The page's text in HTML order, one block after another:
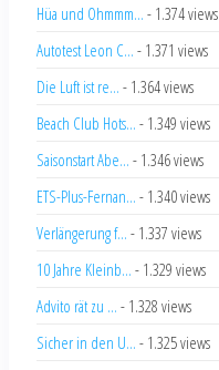
Hüa und Ohmmm... - 1.374 views
Autotest Leon C... - 1.371 views
Die Luft ist re... - 1.364 views
Beach Club Hots... - 1.349 views
Saisonstart Abe... - 1.346 views
ETS-Plus-Fernan... - 1.340 views
Verlängerung f... - 1.337 views
10 Jahre Kleinb... - 1.329 views
Advito rät zu ... - 1.328 views
Sicher in den U... - 1.325 views